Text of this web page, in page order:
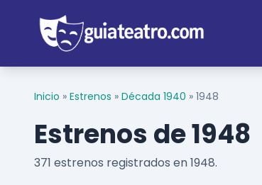
Inicio » Estrenos » Década 1940 » 1948
Estrenos de 1948
371 estrenos registrados en 1948.